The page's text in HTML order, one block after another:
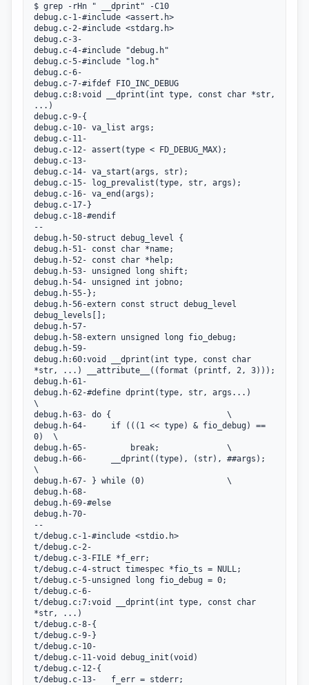
$ grep -rHn " __dprint" -C10
debug.c-1-#include <assert.h>
debug.c-2-#include <stdarg.h>
debug.c-3-
debug.c-4-#include "debug.h"
debug.c-5-#include "log.h"
debug.c-6-
debug.c-7-#ifdef FIO_INC_DEBUG
debug.c:8:void __dprint(int type, const char *str,
...)
debug.c-9-{
debug.c-10-	va_list args;
debug.c-11-
debug.c-12-	assert(type < FD_DEBUG_MAX);
debug.c-13-
debug.c-14-	va_start(args, str);
debug.c-15-	log_prevalist(type, str, args);
debug.c-16-	va_end(args);
debug.c-17-}
debug.c-18-#endif
--
debug.h-50-struct debug_level {
debug.h-51-	const char *name;
debug.h-52-	const char *help;
debug.h-53-	unsigned long shift;
debug.h-54-	unsigned int jobno;
debug.h-55-};
debug.h-56-extern const struct debug_level
debug_levels[];
debug.h-57-
debug.h-58-extern unsigned long fio_debug;
debug.h-59-
debug.h:60:void __dprint(int type, const char
*str, ...) __attribute__((format (printf, 2, 3)));
debug.h-61-
debug.h-62-#define dprint(type, str, args...)
\
debug.h-63-	do {						\
debug.h-64-		if (((1 << type) & fio_debug) ==
0)	\
debug.h-65-			break;				\
debug.h-66-		__dprint((type), (str), ##args);
\
debug.h-67-	} while (0)					\
debug.h-68-
debug.h-69-#else
debug.h-70-
--
t/debug.c-1-#include <stdio.h>
t/debug.c-2-
t/debug.c-3-FILE *f_err;
t/debug.c-4-struct timespec *fio_ts = NULL;
t/debug.c-5-unsigned long fio_debug = 0;
t/debug.c-6-
t/debug.c:7:void __dprint(int type, const char
*str, ...)
t/debug.c-8-{
t/debug.c-9-}
t/debug.c-10-
t/debug.c-11-void debug_init(void)
t/debug.c-12-{
t/debug.c-13-	f_err = stderr;